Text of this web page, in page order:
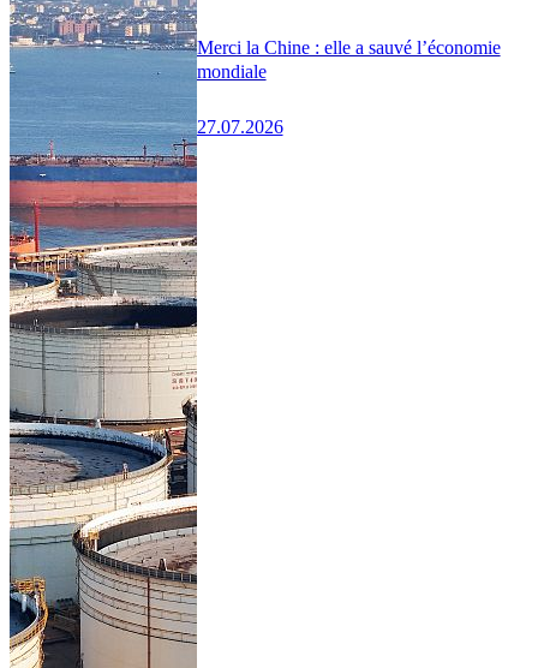
Merci la Chine : elle a sauvé l’économie
mondiale
27.07.2026